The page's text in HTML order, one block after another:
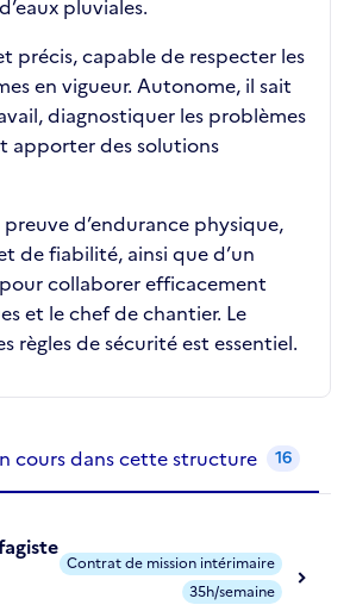
pluviales.
précis, capable de respecter les
en vigueur. Autonome, il sait
diagnostiquer les problèmes
apporter des solutions
d’endurance physique,
de fiabilité, ainsi que d’un
collaborer efficacement
et le chef de chantier. Le
règles de sécurité est essentiel.
cours dans cette structure 16
Contrat de mission intérimaire
35h/semaine